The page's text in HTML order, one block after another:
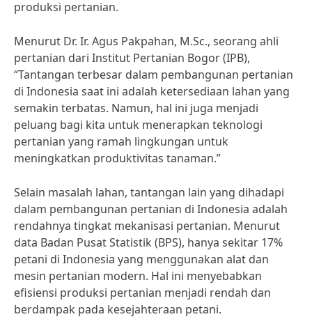
produksi pertanian.
Menurut Dr. Ir. Agus Pakpahan, M.Sc., seorang ahli
pertanian dari Institut Pertanian Bogor (IPB),
“Tantangan terbesar dalam pembangunan pertanian
di Indonesia saat ini adalah ketersediaan lahan yang
semakin terbatas. Namun, hal ini juga menjadi
peluang bagi kita untuk menerapkan teknologi
pertanian yang ramah lingkungan untuk
meningkatkan produktivitas tanaman.”
Selain masalah lahan, tantangan lain yang dihadapi
dalam pembangunan pertanian di Indonesia adalah
rendahnya tingkat mekanisasi pertanian. Menurut
data Badan Pusat Statistik (BPS), hanya sekitar 17%
petani di Indonesia yang menggunakan alat dan
mesin pertanian modern. Hal ini menyebabkan
efisiensi produksi pertanian menjadi rendah dan
berdampak pada kesejahteraan petani.